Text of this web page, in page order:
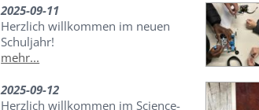
2025-09-11
Herzlich willkommen im neuen
Schuljahr!
mehr...
2025-09-12
Herzlich willkommen im Science-